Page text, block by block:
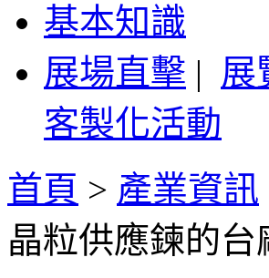
基本知識
展場直擊 | 展
客製化活動
首頁 > 產業資訊
晶粒供應鍊的台